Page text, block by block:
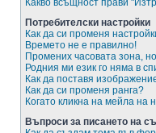
Какво всъщност прави
Потребителски настройки
Как да си променя
Времето не е правилно!
Промених часовата зона,
Родния ми език го няма в
Как да поставя
Как да си променя ранга?
Когато кликна на мейла на
Въпроси за писането на